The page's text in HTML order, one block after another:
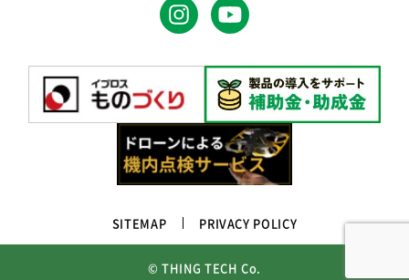
SITEMAP PRIVACY POLICY
© THING TECH Co.